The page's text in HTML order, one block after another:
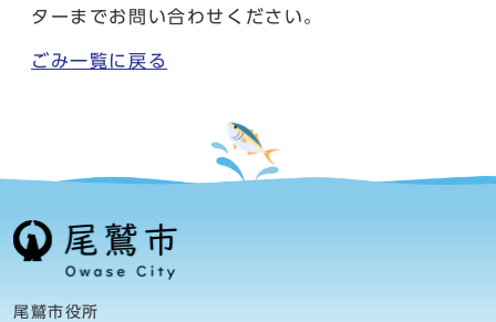
ターまでお問い合わせください。
ごみ一覧に戻る
尾鷲市役所